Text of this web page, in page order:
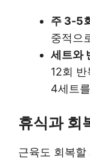
주 3-5
중적으
세트와
12회
4세트
휴식과 회
근육도 회복